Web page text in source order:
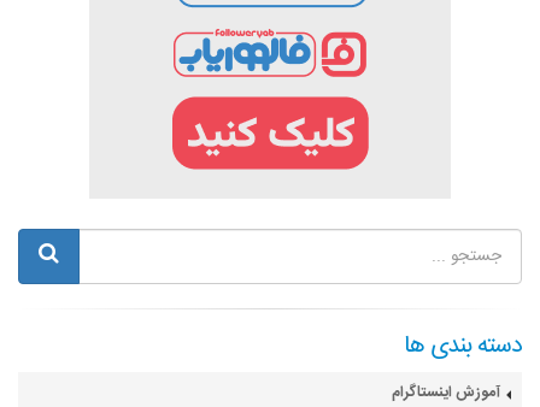
دسته بندی ها
آموزش اینستاگرام